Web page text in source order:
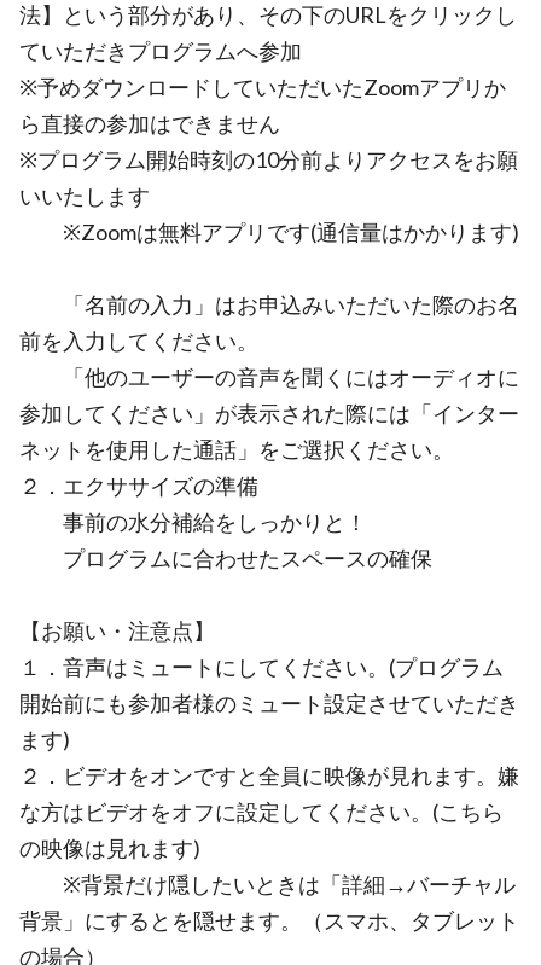
法】という部分があり、その下のURLをクリックし
ていただきプログラムへ参加
※予めダウンロードしていただいたZoomアプリか
ら直接の参加はできません
※プログラム開始時刻の10分前よりアクセスをお願
いいたします
※Zoomは無料アプリです(通信量はかかります)
「名前の入力」はお申込みいただいた際のお名
前を入力してください。
「他のユーザーの音声を聞くにはオーディオに
参加してください」が表示された際には「インター
ネットを使用した通話」をご選択ください。
２．エクササイズの準備
事前の水分補給をしっかりと！
プログラムに合わせたスペースの確保
【お願い・注意点】
１．音声はミュートにしてください。(プログラム
開始前にも参加者様のミュート設定させていただき
ます)
２．ビデオをオンですと全員に映像が見れます。嫌
な方はビデオをオフに設定してください。(こちら
の映像は見れます)
※背景だけ隠したいときは「詳細→バーチャル
背景」にするとを隠せます。（スマホ、タブレット
の場合）